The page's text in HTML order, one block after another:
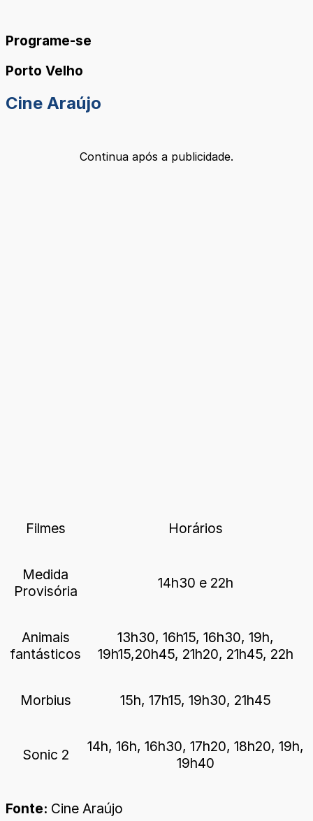
Programe-se
Porto Velho
Cine Araújo
Continua após a publicidade.
Filmes Horários
Medida
Provisória
14h30 e 22h
Animais
fantásticos
13h30, 16h15, 16h30, 19h,
19h15,20h45, 21h20, 21h45, 22h
Morbius 15h, 17h15, 19h30, 21h45
Sonic 2
14h, 16h, 16h30, 17h20, 18h20, 19h,
19h40
Fonte: Cine Araújo